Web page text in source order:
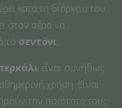
κατά τη διάρκεια του
στον αέρα να
το σεντόνι.
είναι συνήθως
χρήση. Είναι
την ποιότητά τους